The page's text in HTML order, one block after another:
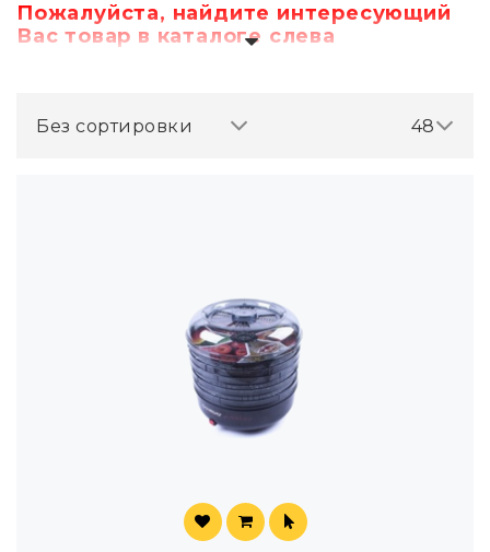
Пожалуйста, найдите интересующий
Вас товар в каталоге слева
48
Без сортировки